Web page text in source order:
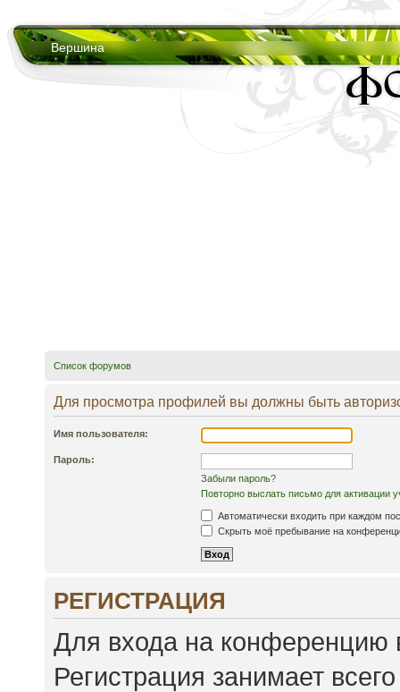
Вершина
Список форумов
Для просмотра профилей вы должны быть
Имя пользователя:
Пароль:
Забыли пароль?
Повторно выслать письмо для активации
Автоматически входить при каждом
Скрыть моё пребывание на
РЕГИСТРАЦИЯ
Для входа на конференцию
Регистрация занимает